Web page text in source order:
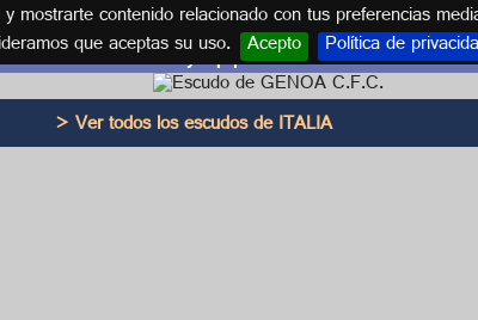
mostrarte contenido relacionado con tus preferencias
que aceptas su uso. Acepto Política de
Escudo y equipación GENOA C.F.C.
> Ver todos los escudos de ITALIA